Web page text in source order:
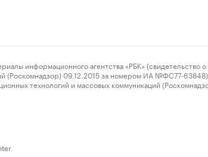
агентства «РБК» (свидетельство о
09.12.2015 за номером ИА №ФС77-63848)
технологий и массовых коммуникаций